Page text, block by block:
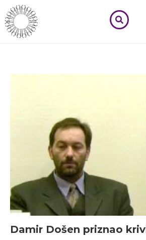
Damir Došen priznao